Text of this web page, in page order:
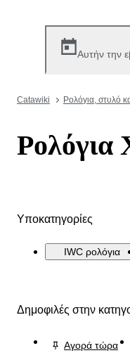
Αυτήν την
Catawiki Ρολόγια, στυλό
Ρολόγια
Υποκατηγορίες
IWC ρολόγια
Δημοφιλές στην
Αγορά τώρα